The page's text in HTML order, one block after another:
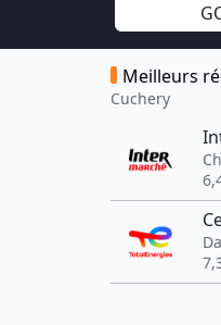
Meilleurs
Cuchery